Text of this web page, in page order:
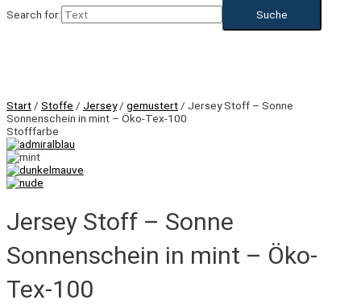
Search for:
Start / Stoffe / Jersey/ gemustert / Jersey Stoff – Sonne
Sonnenschein in mint – Öko-Tex-100
Stofffarbe
Jersey Stoff – Sonne
Sonnenschein in mint – Öko-
Tex-100